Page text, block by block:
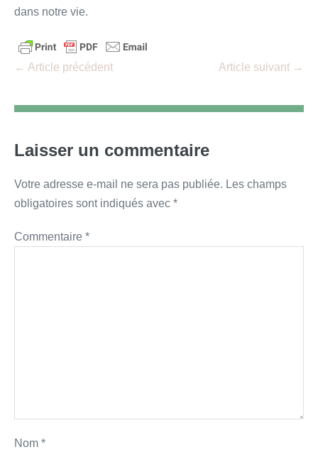
dans notre vie.
Navigation
← Article précédent Article suivant →
Laisser un commentaire
Votre adresse e-mail ne sera pas publiée. Les champs
obligatoires sont indiqués avec *
Commentaire *
Nom *